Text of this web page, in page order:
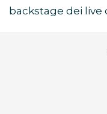
backstage dei live